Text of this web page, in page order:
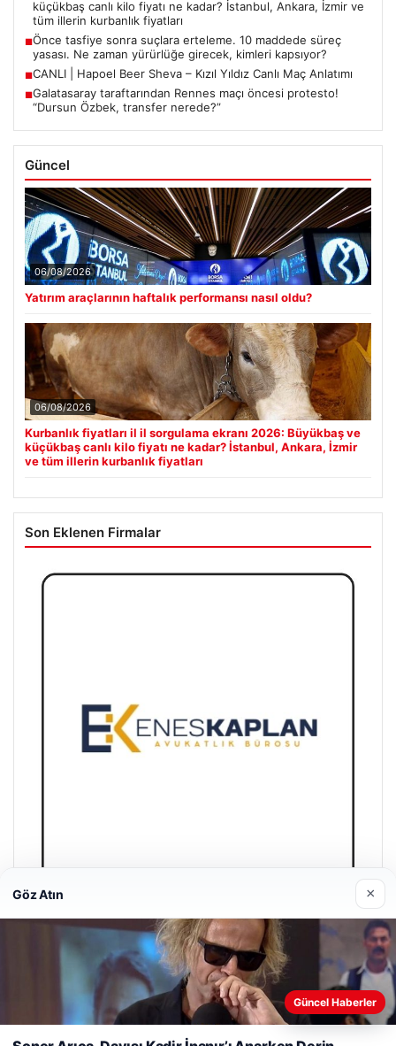
Yatırım araçlarının haftalık performansı nasıl oldu?
Kurbanlık fiyatları il il sorgulama ekranı 2026: Büyükbaş ve
küçükbaş canlı kilo fiyatı ne kadar? İstanbul, Ankara, İzmir ve
tüm illerin kurbanlık fiyatları
■Önce tasfiye sonra suçlara erteleme. 10 maddede süreç
yasası. Ne zaman yürürlüğe girecek, kimleri kapsıyor?
CANLI | Hapoel Beer Sheva – Kızıl Yıldız Canlı Maç Anlatımı
■Galatasaray taraftarından Rennes maçı öncesi protesto!
“Dursun Özbek, transfer nerede?”
Güncel
06/08/2026
Yatırım araçlarının haftalık performansı nasıl oldu?
06/08/2026
Kurbanlık fiyatları il il sorgulama ekranı 2026: Büyükbaş ve
ve tüm illerin kurbanlık fiyatları
Enes Kaplan Avukatlık Bürosu
Web sitemizi nasıl kullandığınızı daha iyi anlayabilmek,
Göz Atın ×
Güncel Haberler